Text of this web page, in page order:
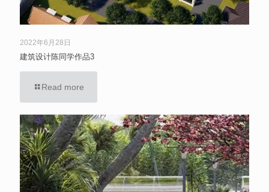
2022年6月28日
建筑设计陈同学作品3
Read more